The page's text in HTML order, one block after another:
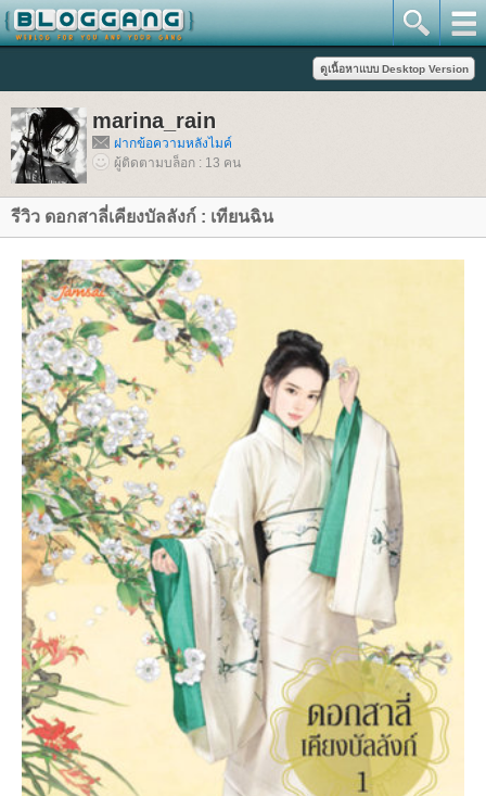
marina_rain
ฝากข้อความหลังไมค์
ผู้ติดตามบล็อก : 13 คน
รีวิว ดอกสาลี่เคียงบัลลังก์ : เทียนฉิน